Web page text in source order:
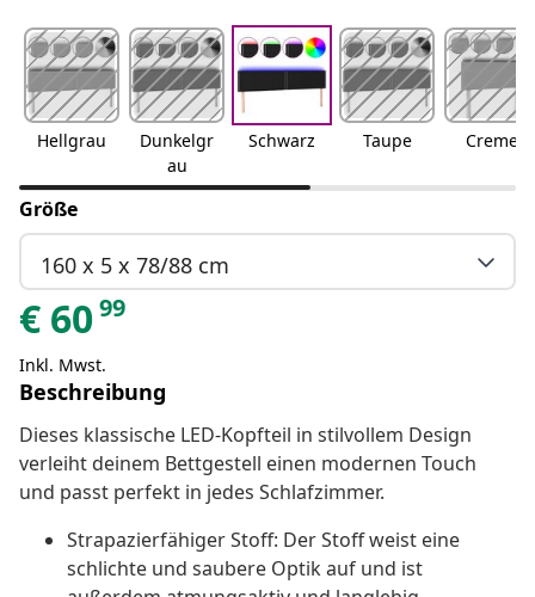
Hellgrau
Dunkelgr
au
Schwarz Taupe Creme
Größe
160 x 5 x 78/88 cm
€ 6099
Inkl. Mwst.
Beschreibung
Dieses klassische LED-Kopfteil in stilvollem Design
verleiht deinem Bettgestell einen modernen Touch
und passt perfekt in jedes Schlafzimmer.
Strapazierfähiger Stoff: Der Stoff weist eine
schlichte und saubere Optik auf und ist